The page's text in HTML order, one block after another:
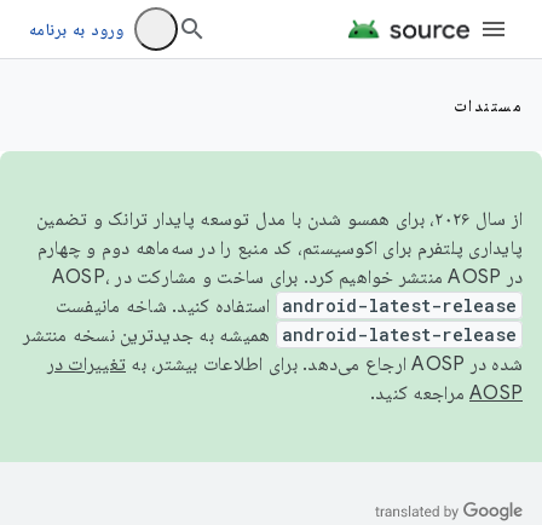
ورود به برنامه
مستندات
از سال ۲۰۲۶، برای همسو شدن با مدل توسعه پایدار ترانک و تضمین
پایداری پلتفرم برای اکوسیستم، کد منبع را در سه‌ماهه دوم و چهارم
در AOSP منتشر خواهیم کرد. برای ساخت و مشارکت در AOSP،
android-latest-release استفاده کنید. شاخه مانیفست
android-latest-release
همیشه به جدیدترین نسخه منتشر
شده در AOSP ارجاع می‌دهد. برای اطلاعات بیشتر، به
تغییرات در
AOSP مراجعه کنید.